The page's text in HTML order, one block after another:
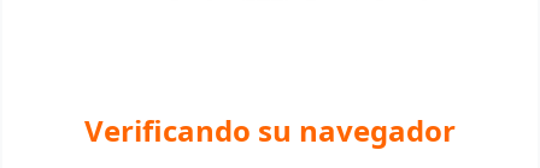
Verificando su navegador